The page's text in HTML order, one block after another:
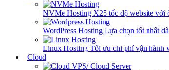
NVMe Hosting X25 tốc độ website với
WordPress Hosting Lựa chọn tốt nhất
Linux Hosting Tối ưu chi phí vận hành
Cloud